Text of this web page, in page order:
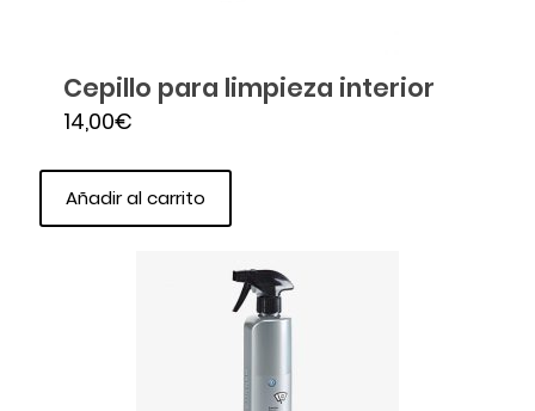
Cepillo para limpieza interior
14,00€
Añadir al carrito